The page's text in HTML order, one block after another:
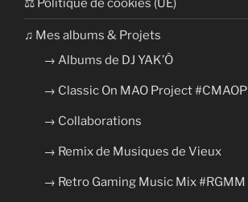
​​♫ Mes albums & Projets
→ Albums de DJ YAK’Ô
→ Classic On MAO Project #CMAOP
→ Collaborations
→ Remix de Musiques de Vieux
→ Retro Gaming Music Mix #RGMM